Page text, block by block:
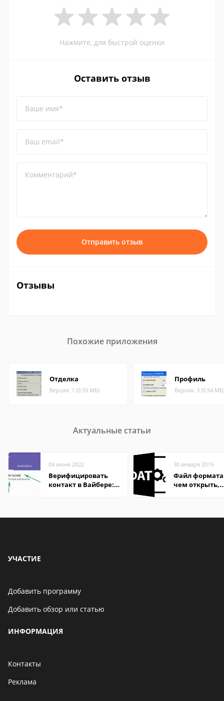
Нажмите, для быстрой оценки
Оставить отзыв
Ваше имя*
Ваш email*
Комментарий*
Отправить отзыв
Отзывы
Похожие приложения
Отделка
Версия: 1 (0.59 МБ)
Профиль
Версия: 3 (0.54 МБ)
Актуальные статьи
04 июня 2022
Верифицировать
контакт в Вайбере:
30 января 2019
Файл формата
чем открыть,
УЧАСТИЕ
Добавить программу
Добавить обзор или статью
ИНФОРМАЦИЯ
Контакты
Реклама